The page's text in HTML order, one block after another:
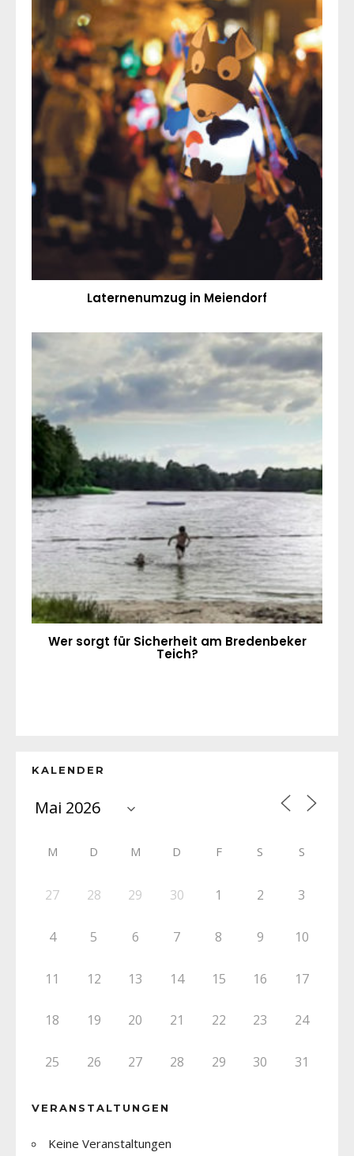
Laternenumzug in Meiendorf
Wer sorgt für Sicherheit am Bredenbeker
Teich?
KALENDER
M D M D F S S
27 28 29 30 1 2 3
4 5 6 7 8 9 10
11 12 13 14 15 16 17
18 19 20 21 22 23 24
25 26 27 28 29 30 31
VERANSTALTUNGEN
Keine Veranstaltungen